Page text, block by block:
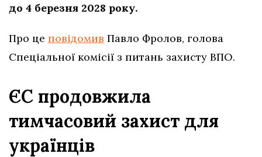
до 4 березня 2028 року.
Про це повідомив Павло Фролов, голова
Спеціальної комісії з питань захисту ВПО.
ЄС продовжила
тимчасовий захист для
українців